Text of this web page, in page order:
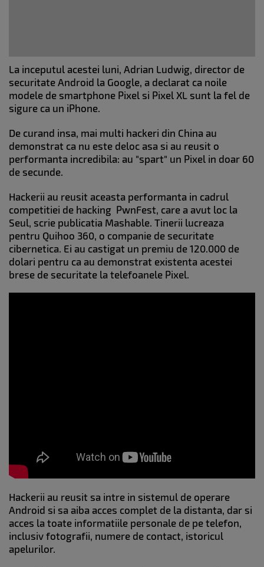
La inceputul acestei luni, Adrian Ludwig, director de
securitate Android la Google, a declarat ca noile
modele de smartphone Pixel si Pixel XL sunt la fel de
sigure ca un iPhone.
De curand insa, mai multi hackeri din China au
demonstrat ca nu este deloc asa si au reusit o
performanta incredibila: au "spart" un Pixel in doar 60
de secunde.
Hackerii au reusit aceasta performanta in cadrul
competitiei de hacking PwnFest, care a avut loc la
Seul, scrie publicatia Mashable. Tinerii lucreaza
pentru Quihoo 360, o companie de securitate
cibernetica. Ei au castigat un premiu de 120.000 de
dolari pentru ca au demonstrat existenta acestei
brese de securitate la telefoanele Pixel.
Hackerii au reusit sa intre in sistemul de operare
Android si sa aiba acces complet de la distanta, dar si
acces la toate informatiile personale de pe telefon,
inclusiv fotografii, numere de contact, istoricul
apelurilor.